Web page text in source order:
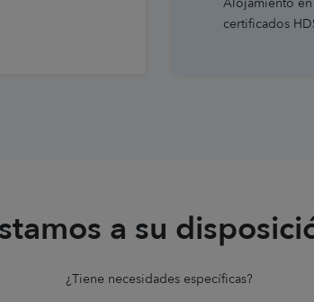
certificados
a su
¿Tiene necesidades específicas?